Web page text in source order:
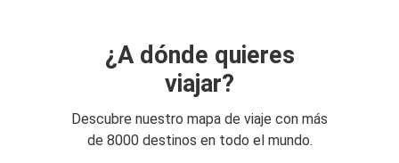
¿A dónde quieres
viajar?
Descubre nuestro mapa de viaje con más
de 8000 destinos en todo el mundo.